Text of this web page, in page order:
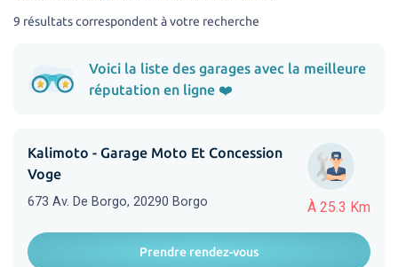
9 résultats correspondent à votre recherche
Voici la liste des garages avec la meilleure
réputation en ligne ❤️
À 25.3 Km
Kalimoto - Garage Moto Et Concession
Voge
673 Av. De Borgo, 20290 Borgo
Prendre rendez-vous